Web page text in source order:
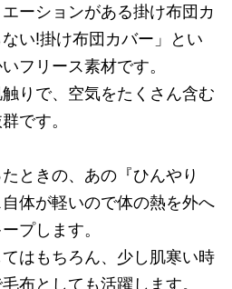
ーションがある掛け布団カ
い!掛け布団カバー」とい
フリース素材です。
りで、空気をたくさん含む
です。
ときの、あの『ひんやり
体が軽いので体の熱を外へ
プします。
はもちろん、少し肌寒い時
布としても活躍します。